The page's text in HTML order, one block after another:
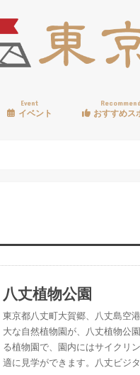
Event
イベント
Recommend
おすすめス
八丈植物公園
東京都八丈町大賀郷、八丈島空
大な自然植物園が、八丈植物公
る植物園で、園内にはサイクリ
適に見学ができます。八丈ビジ